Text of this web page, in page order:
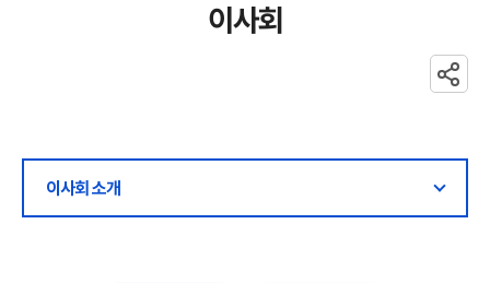
이사회
공유
이사회 소개